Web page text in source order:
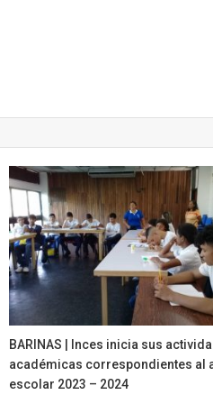
BARINAS | Inces inicia sus
académicas correspondientes al
escolar 2023 – 2024